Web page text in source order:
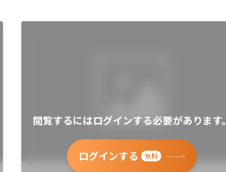
閲覧するにはログインする必要があります。
ログインする 無料